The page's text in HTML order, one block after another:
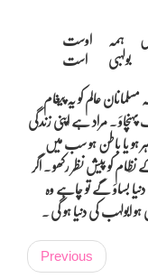
ہمہ اوست
عالم کو یہ پیغام
۔ مراد ہے اپنی زندگی
ہو یا باطن ہو سب میں
کو پیش نظر رکھو ۔ اگر
بساوَ گے تو چاہے وہ
ابولہب کی دنیا ہو گی ۔
Previous